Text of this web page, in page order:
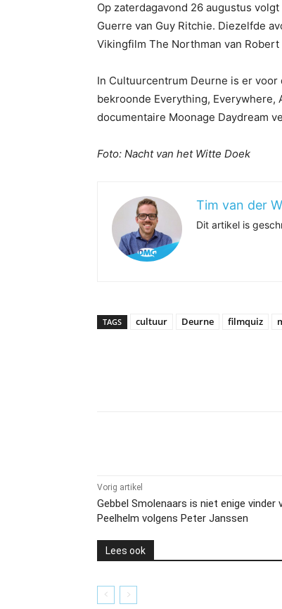
Op zaterdagavond 26 augustus
Guerre van Guy Ritchie. Diezelfde
Vikingfilm The Northman van
In Cultuurcentrum Deurne is er
bekroonde Everything, Everywhere,
documentaire Moonage Daydream
Foto: Nacht van het Witte Doek
Tim van der
Dit artikel is
TAGS cultuur Deurne filmquiz
Vorig artikel
Gebbel Smolenaars is niet enige vinder
Peelhelm volgens Peter Janssen
Lees ook